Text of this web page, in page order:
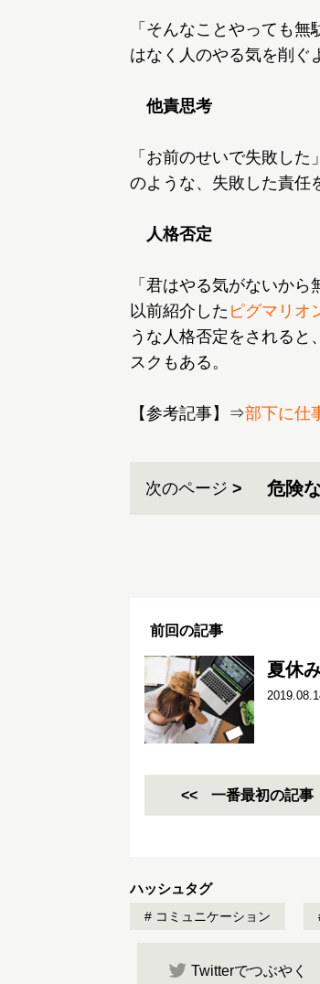
「そんなことやっても
はなく人のやる気を削ぐ
他責思考
「お前のせいで失敗し
のような、失敗した責任
人格否定
「君はやる気がないか
以前紹介した ピグマリオ
うな人格否定をされると
スクもある。
【参考記事】⇒部下に仕
次のページ 危険
前回の記事
夏休
一番最初の記事
ハッシュタグ
コミュニケーション
Twitterでつぶやく